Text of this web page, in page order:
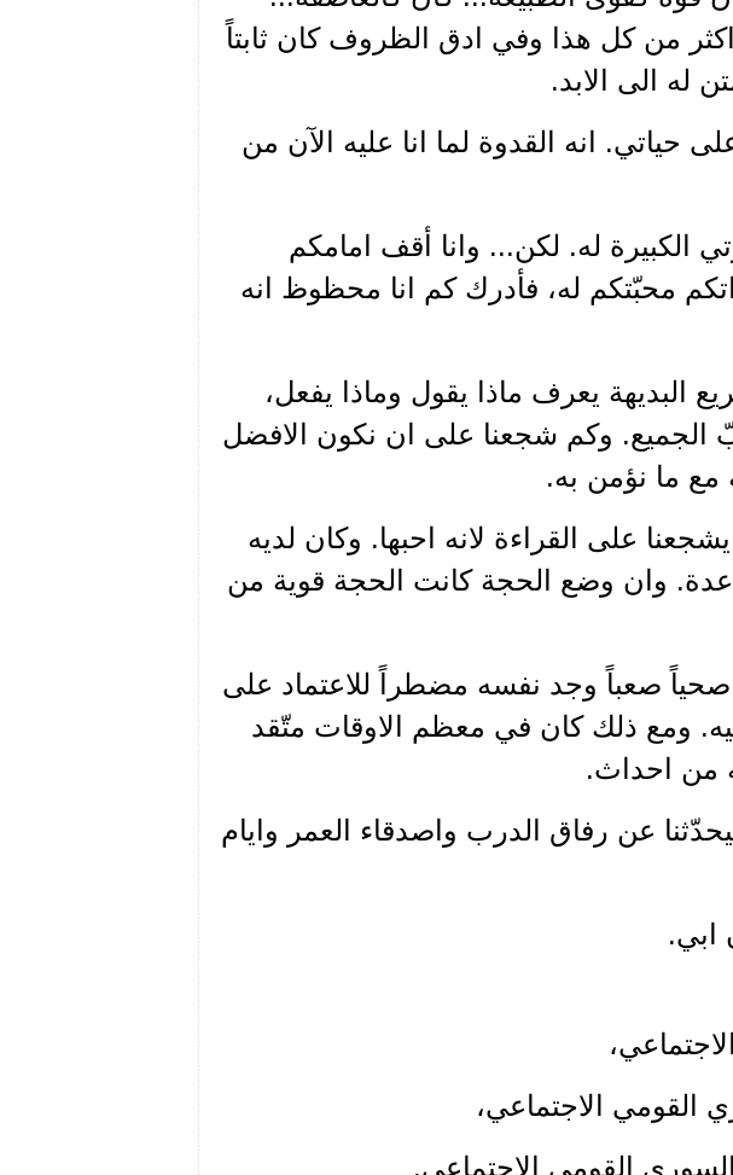
من كل هذا وفي ادق الظروف كان ثابتاً
له الى الابد.
انه القدوة لما انا عليه الآن من
الكبيرة له. لكن... وانا أقف امامكم
محبّتكم له، فأدرك كم انا محظوظ انه
البديهة يعرف ماذا يقول وماذا يفعل،
الجميع. وكم شجعنا على ان نكون الافضل
مع ما نؤمن به.
على القراءة لانه احبها. وكان لديه
وان وضع الحجة كانت الحجة قوية من
صحياً صعباً وجد نفسه مضطراً للاعتماد على
ومع ذلك كان في معظم الاوقات متّقد
من احداث.
عن رفاق الدرب واصدقاء العمر وايام
ابي.
القومي الاجتماعي،
القومي الاجتماعي.